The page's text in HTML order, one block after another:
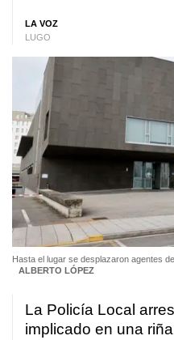
LA VOZ
LUGO
Hasta el lugar se desplazaron agentes
ALBERTO LÓPEZ
La Policía Local
implicado en una